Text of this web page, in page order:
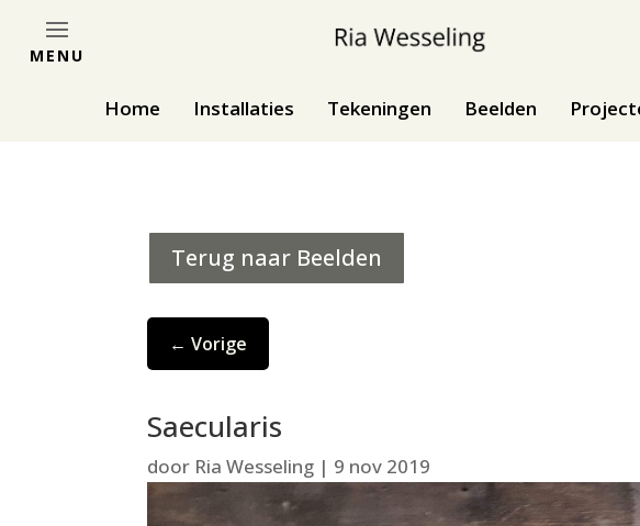
Home Installaties Tekeningen Beelden
MENU
Terug naar Beelden
←Vorige
Saecularis
door Ria Wesseling | 9 nov 2019